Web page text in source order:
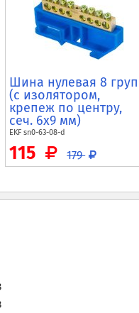
Шина нулевая 8
(с изолятором,
крепеж по центру,
сеч. 6x9 мм)
EKF sn0-63-08-d
115 179